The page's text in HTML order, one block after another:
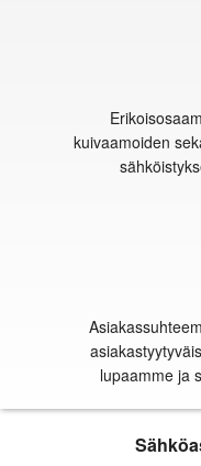
kuivaamoiden
lupaamme ja